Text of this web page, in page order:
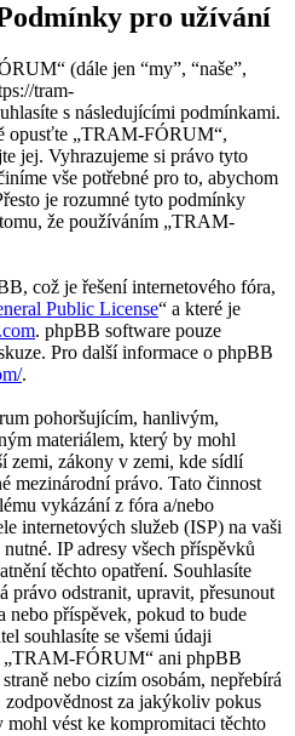
pro užívání
(dále jen “my”, “naše”,
tram-
s následujícími podmínkami.
opusťte „TRAM-FÓRUM“,
jej. Vyhrazujeme si právo tyto
vše potřebné pro to, abychom
je rozumné tyto podmínky
že používáním „TRAM-
což je řešení internetového fóra,
Public License“ a které je
. phpBB software pouze
Pro další informace o phpBB
.
pohoršujícím, hanlivým,
materiálem, který by mohl
zemi, zákony v zemi, kde sídlí
mezinárodní právo. Tato činnost
vykázání z fóra a/nebo
internetových služeb (ISP) na vaši
IP adresy všech příspěvků
těchto opatření. Souhlasíte
odstranit, upravit, přesunout
nebo příspěvek, pokud to bude
souhlasíte se všemi údaji
„TRAM-FÓRUM“ ani phpBB
nebo cizím osobám, nepřebírá
za jakýkoliv pokus
vést ke kompromitaci těchto